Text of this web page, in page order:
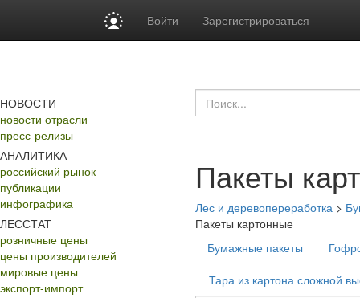
Войти Зарегистрироваться
НОВОСТИ
новости отрасли
пресс-релизы
АНАЛИТИКА
российский рынок
публикации
инфографика
ЛЕССТАТ
розничные цены
цены производителей
мировые цены
экспорт-импорт
Пакеты
Лес и деревопереработка >
Пакеты картонные
Бумажные пакеты
Тара из картона сложной